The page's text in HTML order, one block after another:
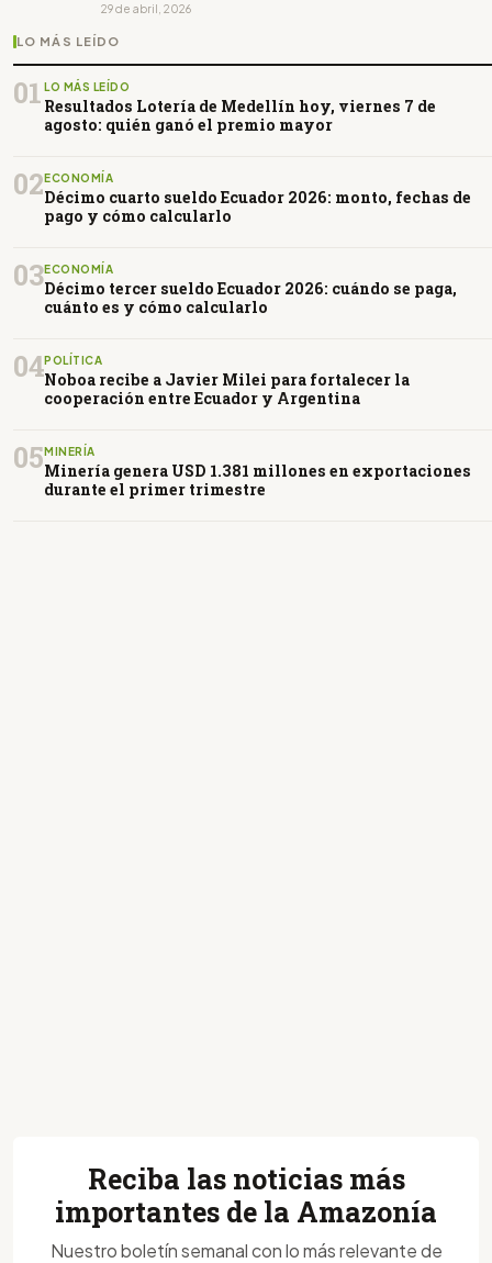
29 de abril, 2026
LO MÁS LEÍDO
01 LO MÁS LEÍDO
Resultados Lotería de Medellín hoy, viernes 7 de
agosto: quién ganó el premio mayor
02ECONOMÍA
Décimo cuarto sueldo Ecuador 2026: monto, fechas de
pago y cómo calcularlo
03ECONOMÍA
Décimo tercer sueldo Ecuador 2026: cuándo se paga,
cuánto es y cómo calcularlo
04POLÍTICA
Noboa recibe a Javier Milei para fortalecer la
cooperación entre Ecuador y Argentina
05MINERÍA
Minería genera USD 1.381 millones en exportaciones
durante el primer trimestre
Reciba las noticias más
importantes de la Amazonía
Nuestro boletín semanal con lo más relevante de